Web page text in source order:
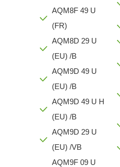
AQM8F 49 U
(FR)
AQM8D 29 U
(EU) /B
AQM9D 49 U
(EU) /B
AQM9D 49 U H
(EU) /B
AQM9D 29 U
(EU) /VB
AQM9F 09 U